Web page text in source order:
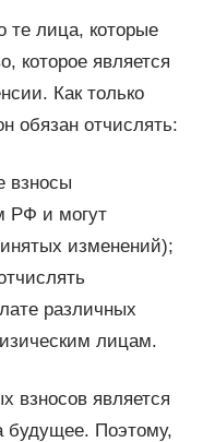
те лица, которые
которое является
Как только
обязан отчислять:
взносы
РФ и могут
изменений);
различных
лицам.
взносов является
будущее. Поэтому,